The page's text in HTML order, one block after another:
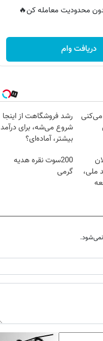
محدودیت معامله کن🔥
دریافت وام
می‌کنی
رشد فروشگاهت از اینجا
شروع می‌شه، برای درآمد
بیشتر، آماده‌ای؟
ملی،
200سوت نقره هدیه
گرمی
اقتصادی پنج‌شنبه ۱۵ مرداد ۱۴۰۵